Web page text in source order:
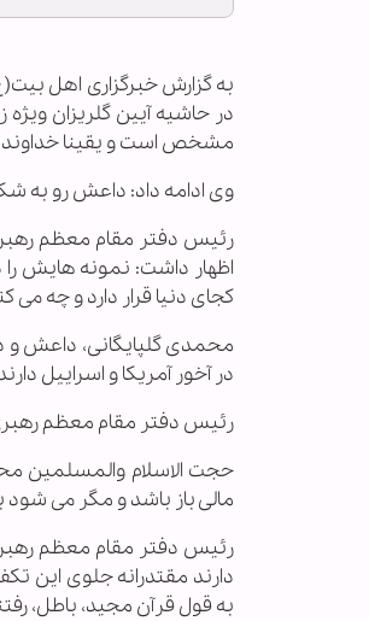
به گزارش خبرگزاری اهل
در حاشیه آیین گلریزان
مشخص است و یقینا خداوند
وی ادامه داد: داعش رو به
رئیس دفتر مقام معظم
اظهار داشت: نمونه هایش را
کجای دنیا قرار دارد و چه می
محمدی گلپایگانی، داعش و
در آخور آمریکا و اسراییل
رئیس دفتر مقام معظم رهبری،
حجت الاسلام والمسلمین
مالی باز باشد و مگر می شود
رئیس دفتر مقام معظم
دارند مقتدرانه جلوی این
به قول قرآن مجید، باطل،